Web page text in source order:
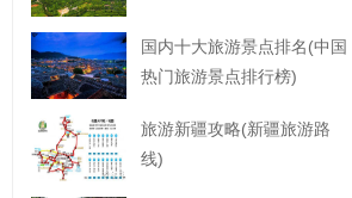
国内十大旅游景点排名(中国
热门旅游景点排行榜)
旅游新疆攻略(新疆旅游路
线)